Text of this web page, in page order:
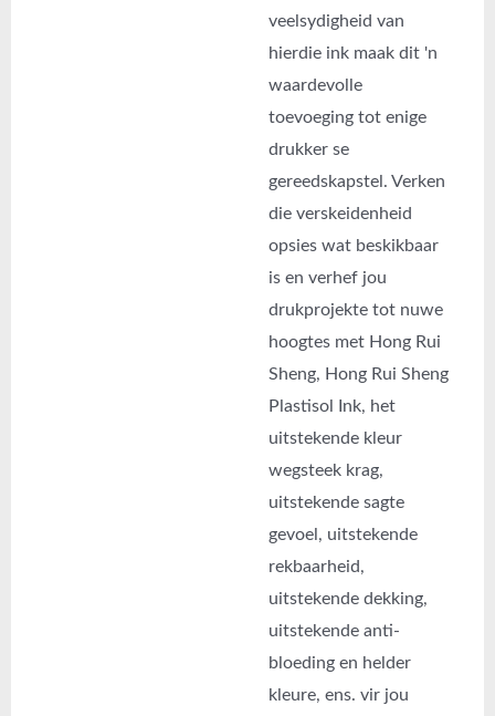
veelsydigheid van
hierdie ink maak dit 'n
waardevolle
toevoeging tot enige
drukker se
gereedskapstel. Verken
die verskeidenheid
opsies wat beskikbaar
is en verhef jou
drukprojekte tot nuwe
hoogtes met Hong Rui
Sheng, Hong Rui Sheng
Plastisol Ink, het
uitstekende kleur
wegsteek krag,
uitstekende sagte
gevoel, uitstekende
rekbaarheid,
uitstekende dekking,
uitstekende anti-
bloeding en helder
kleure, ens. vir jou